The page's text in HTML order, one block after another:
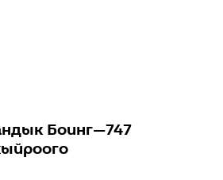
Боинг—747